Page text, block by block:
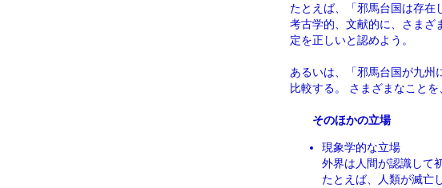
たとえば、「邪馬台国は存在
考古学的、文献的に、さまざ
定を正しいと認めよう。
あるいは、「邪馬台国が九州
比較する。 さまざまなこと
そのほかの立場
現象学的な立場
外界は人間が認識して
たとえば、人類が滅亡